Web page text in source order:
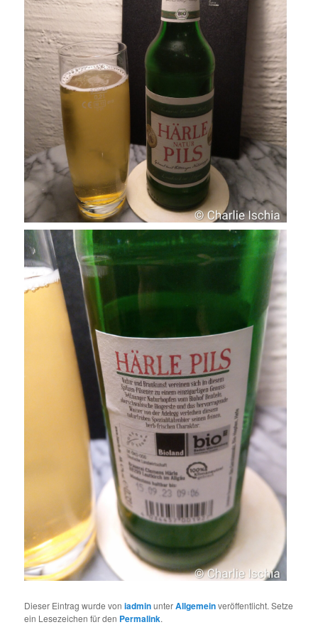
Dieser Eintrag wurde voniadminunterAllgemeinveröffentlicht. Setze
ein Lesezeichen für den Permalink.